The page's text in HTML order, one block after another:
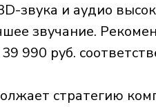
звука и аудио
звучание.
990 руб.
стратегию